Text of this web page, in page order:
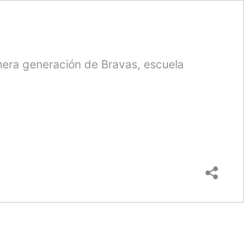
generación de Bravas, escuela